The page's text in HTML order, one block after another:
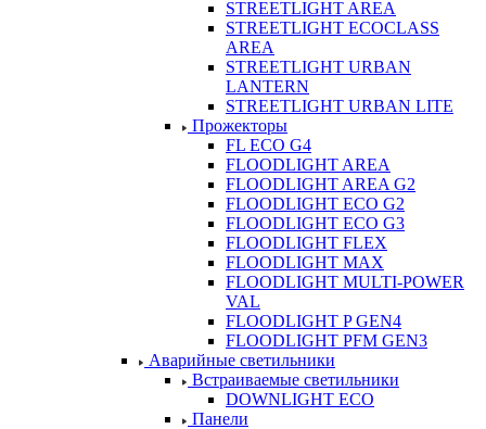
STREETLIGHT AREA
STREETLIGHT ECOCLASS
AREA
STREETLIGHT URBAN
LANTERN
STREETLIGHT URBAN LITE
Прожекторы
FL ECO G4
FLOODLIGHT AREA
FLOODLIGHT AREA G2
FLOODLIGHT ECO G2
FLOODLIGHT ECO G3
FLOODLIGHT FLEX
FLOODLIGHT MAX
FLOODLIGHT MULTI-POWER
VAL
FLOODLIGHT P GEN4
FLOODLIGHT PFM GEN3
Аварийные светильники
Встраиваемые светильники
DOWNLIGHT ECO
Панели